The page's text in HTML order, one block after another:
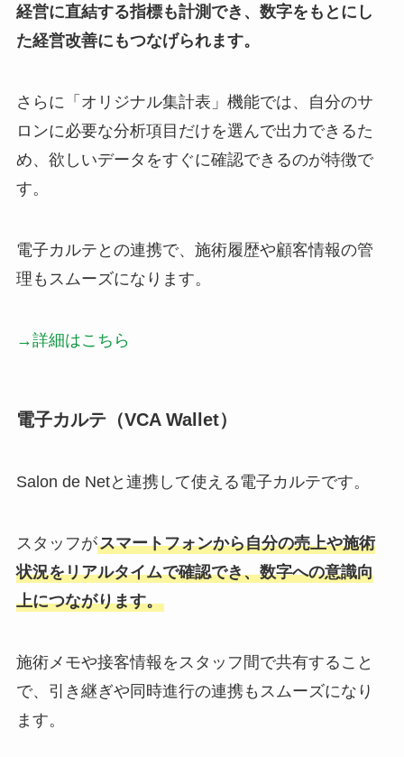
経営に直結する指標も計測でき、数字をもとにし
た経営改善にもつなげられます。
さらに「オリジナル集計表」機能では、自分のサ
ロンに必要な分析項目だけを選んで出力できるた
め、欲しいデータをすぐに確認できるのが特徴で
す。
電子カルテとの連携で、施術履歴や顧客情報の管
理もスムーズになります。
→詳細はこちら
電子カルテ（VCA Wallet）
Salon de Netと連携して使える電子カルテです。
スタッフがスマートフォンから自分の売上や施術
状況をリアルタイムで確認でき、数字への意識向
上につながります。
施術メモや接客情報をスタッフ間で共有すること
で、引き継ぎや同時進行の連携もスムーズになり
ます。